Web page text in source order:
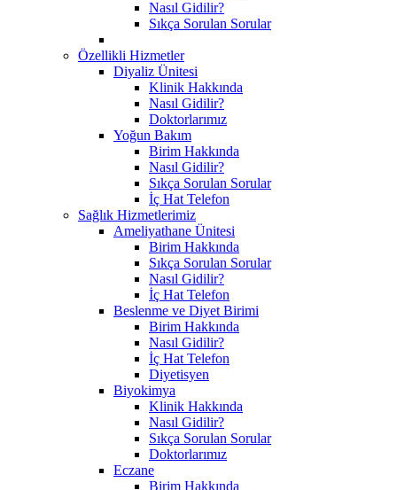
Nasıl Gidilir?
Sıkça Sorulan Sorular
Özellikli Hizmetler
Diyaliz Ünitesi
Klinik Hakkında
Nasıl Gidilir?
Doktorlarımız
Yoğun Bakım
Birim Hakkında
Nasıl Gidilir?
Sıkça Sorulan Sorular
İç Hat Telefon
Sağlık Hizmetlerimiz
Ameliyathane Ünitesi
Birim Hakkında
Sıkça Sorulan Sorular
Nasıl Gidilir?
İç Hat Telefon
Beslenme ve Diyet Birimi
Birim Hakkında
Nasıl Gidilir?
İç Hat Telefon
Diyetisyen
Biyokimya
Klinik Hakkında
Nasıl Gidilir?
Sıkça Sorulan Sorular
Doktorlarımız
Eczane
Birim Hakkında